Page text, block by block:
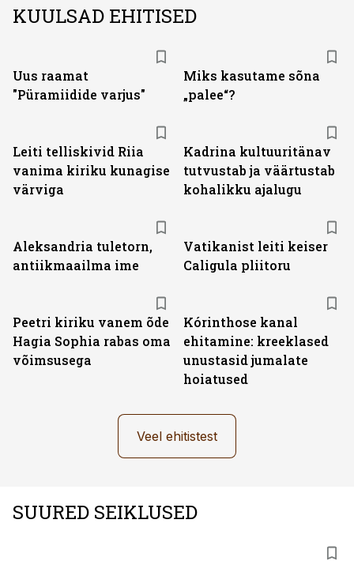
KUULSAD EHITISED
Uus raamat
"Püramiidide varjus"
Miks kasutame sõna
„palee“?
Leiti telliskivid Riia
vanima kiriku kunagise
värviga
Kadrina kultuuritänav
tutvustab ja väärtustab
kohalikku ajalugu
Aleksandria tuletorn,
antiikmaailma ime
Vatikanist leiti keiser
Caligula pliitoru
Peetri kiriku vanem õde
Hagia Sophia rabas oma
võimsusega
Kórinthose kanal
ehitamine: kreeklased
unustasid jumalate
hoiatused
Veel ehitistest
SUURED SEIKLUSED